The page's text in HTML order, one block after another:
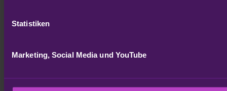
Statistiken
Marketing, Social Media und YouTube